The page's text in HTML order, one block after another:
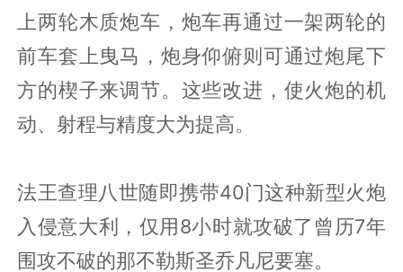
上两轮木质炮车，炮车再通过一架两轮的
前车套上曳马，炮身仰俯则可通过炮尾下
方的楔子来调节。这些改进，使火炮的机
动、射程与精度大为提高。
法王查理八世随即携带40门这种新型火炮
入侵意大利，仅用8小时就攻破了曾历7年
围攻不破的那不勒斯圣乔凡尼要塞。